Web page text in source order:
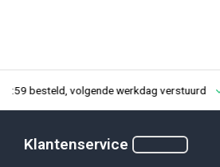
besteld, volgende werkdag verstuurd
Klantenservice